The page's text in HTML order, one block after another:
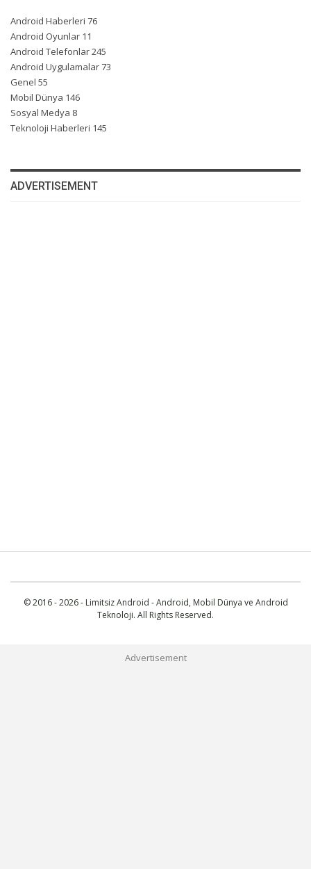
Android Haberleri 76
Android Oyunlar 11
Android Telefonlar245
Android Uygulamalar73
Genel 55
Mobil Dünya 146
Sosyal Medya 8
Teknoloji Haberleri 145
ADVERTISEMENT
© 2016 - 2026 - Limitsiz Android - Android, Mobil Dünya ve Android
Teknoloji. All Rights Reserved.
Advertisement